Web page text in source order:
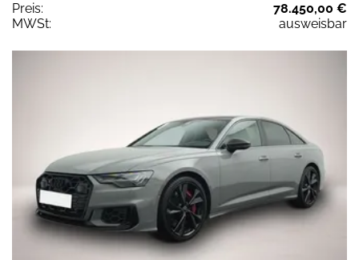
Preis:
78.450,00 €
MWSt:
ausweisbar